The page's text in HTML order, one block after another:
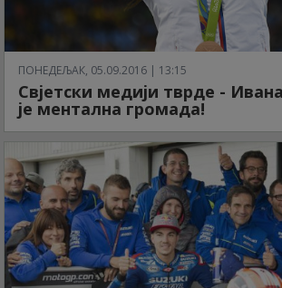
ПОНЕДЕЉАК, 05.09.2016 | 13:15
Свјетски медији тврде -
је ментална громада!